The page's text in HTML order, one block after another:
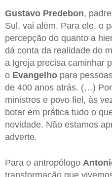
Gustavo Predebon,
Sul, vai além. Para ele, o
percepção do quanto a
dá conta da realidade do
a Igreja precisa caminhar
o Evangelho para
de 400 anos atrás. (…)
ministros e povo fiel, às
botar em prática tudo o
novidade. Não estamos
adverte.
Para o antropólogo
transformação que